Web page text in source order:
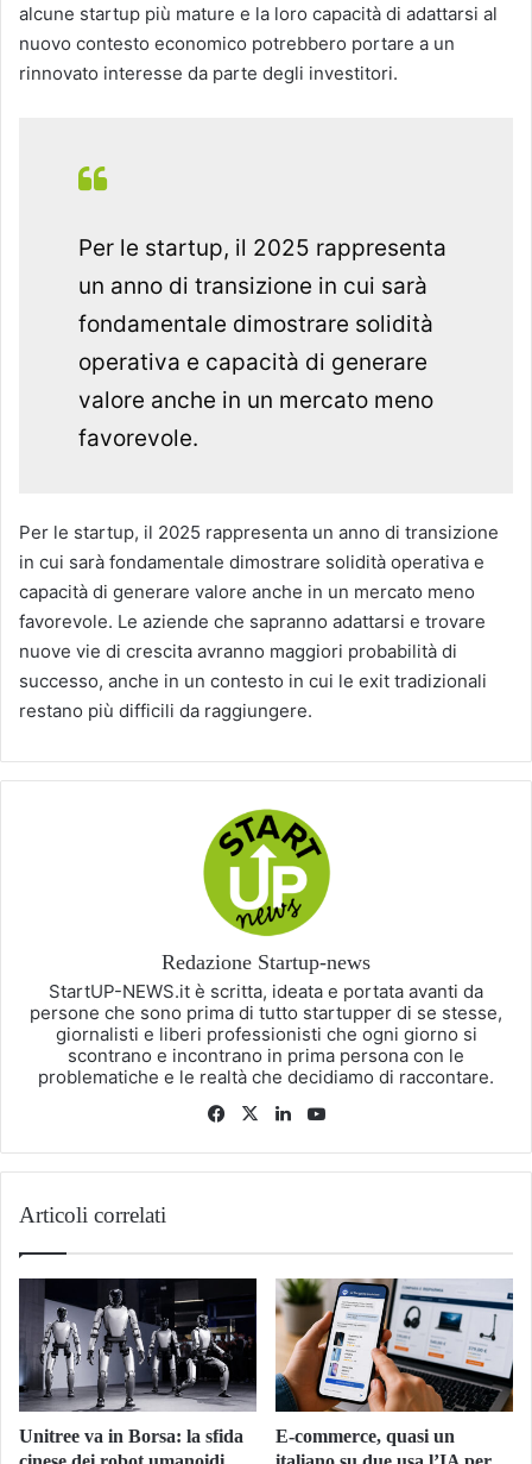
alcune startup più mature e la loro capacità di adattarsi al
nuovo contesto economico potrebbero portare a un
rinnovato interesse da parte degli investitori.
Per le startup, il 2025 rappresenta
un anno di transizione in cui sarà
fondamentale dimostrare solidità
operativa e capacità di generare
valore anche in un mercato meno
favorevole.
Per le startup, il 2025 rappresenta un anno di transizione
in cui sarà fondamentale dimostrare solidità operativa e
capacità di generare valore anche in un mercato meno
favorevole. Le aziende che sapranno adattarsi e trovare
nuove vie di crescita avranno maggiori probabilità di
successo, anche in un contesto in cui le exit tradizionali
restano più difficili da raggiungere.
Redazione Startup-news
StartUP-NEWS.it è scritta, ideata e portata avanti da
persone che sono prima di tutto startupper di se stesse,
giornalisti e liberi professionisti che ogni giorno si
scontrano e incontrano in prima persona con le
problematiche e le realtà che decidiamo di raccontare.
Facebook
X LinkedIn
Articoli correlati
Unitree va in Borsa: la sfida
E-commerce, quasi un